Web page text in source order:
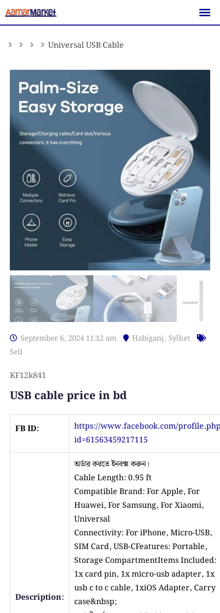
Skip
to
Universal USB Cable
September 6, 2024 11:12 am Habiganj, Sylhet
Sell
KF12k841
USB cable price in bd
FB ID:
https://www.facebook.com/
id=61563459217115
Description:
অর্ডার করতে ইনবক্স করুন।
Cable Length: 0.95 ft
Compatible Brand: For Apple, For
Huawei, For Samsung, For Xiaomi,
Universal
Connectivity: For iPhone, Micro-USB,
SIM Card, USB-CFeatures: Portable,
Storage CompartmentItems Included:
1x card pin, 1x micro-usb adapter, 1x
usb c to c cable, 1xiOS Adapter, Carry
case&nbsp;